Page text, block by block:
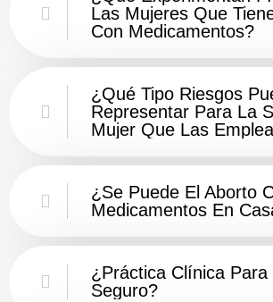
Las Mujeres Que
Con Medicamentos?
¿Qué Tipo Riesgos
Representar Para La
Mujer Que Las
¿Se Puede El Aborto
Medicamentos En
¿Práctica Clínica Para
Seguro?